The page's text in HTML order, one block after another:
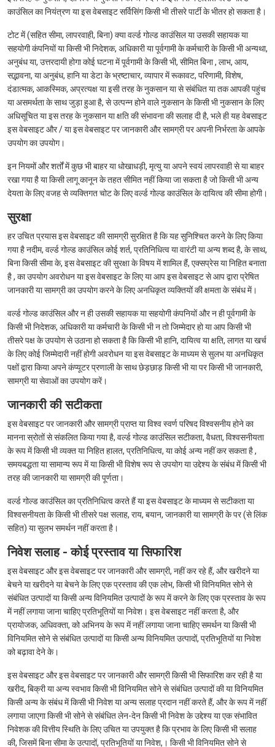
काउंसिल का नियंत्रण या इस वेबसाइट सर्विसिंग किसी भी तीसरे पार्टी के भीतर हो सकता है।
टोट में (सहित सीमा, लापरवाही, बिना) क्या वर्ल्ड गोल्ड काउंसिल या उसकी सहायक या
सहयोगी कंपनियों या किसी भी निदेशक, अधिकारी या पूर्वगामी के कर्मचारी के किसी भी अन्यथा,
अनुबंध या, उत्तरदायी होगा कोई घटना में पूर्वगामी के किसी भी, सीमित बिना , लाभ, आय,
सद्भावना, या अनुबंध, हानि या डेटा के भ्रष्टाचार, व्यापार में रूकावट, परिणामी, विशेष,
दंडात्मक, आकस्मिक, अप्रत्यक्ष या इसी तरह के नुकसान या से संबंधित या तक आपकी पहुंच
या असमर्थता के साथ जुड़ा हुआ है, से उत्पन्न होने वाले नुकसान के किसी भी नुकसान के लिए
अधिसूचित या इस तरह के नुकसान या क्षति की संभावना की सलाह दी है, भले ही यह वेबसाइट
इस वेबसाइट और / या इस वेबसाइट पर जानकारी और सामग्री पर अपनी निर्भरता के आपके
उपयोग का उपयोग।
इन नियमों और शर्तों में कुछ भी बाहर या धोखाधड़ी, मृत्यु या अपने स्वयं लापरवाही से या बाहर
रखा गया है या किसी लागू कानून के तहत सीमित नहीं किया जा सकता है जो किसी भी अन्य
देयता के लिए वजह से व्यक्तिगत चोट के लिए वर्ल्ड गोल्ड काउंसिल के दायित्व की सीमा होगी।
सुरक्षा
हर उचित प्रयास इस वेबसाइट की सामग्री सुरक्षित है कि यह सुनिश्चित करने के लिए किया
गया है नदीम, वर्ल्ड गोल्ड काउंसिल कोई शर्त, प्रतिनिधित्व या वारंटी या अन्य शब्द है, के साथ,
बिना किसी सीमा के, इस वेबसाइट की सुरक्षा के विषय में शामिल हैं, एक्सप्रेस या निहित बनाता
है , का उपयोग अवरोधन या इस वेबसाइट के लिए या आप इस वेबसाइट से आप द्वारा प्रेषित
जानकारी या सामग्री का उपयोग करने के लिए अनधिकृत व्यक्तियों की क्षमता के संबंध में।
वर्ल्ड गोल्ड काउंसिल और न ही उसकी सहायक या सहयोगी कंपनियों और न ही पूर्वगामी के
किसी भी निदेशक, अधिकारी या कर्मचारी के किसी भी न तो जिम्मेदार हो या आप किसी भी
तीसरे पक्ष के उपयोग से उठाना हो सकता है कि किसी भी हानि, दायित्व या क्षति, लागत या खर्च
के लिए कोई जिम्मेदारी नहीं होगी अवरोधन या इस वेबसाइट के माध्यम से सुलभ या अनधिकृत
पक्षों द्वारा किया अपने कंप्यूटर प्रणाली के साथ छेड़छाड़ किसी भी या पर किसी भी जानकारी,
सामग्री या सेवाओं का उपयोग करें।
जानकारी की सटीकता
इस वेबसाइट पर जानकारी और सामग्री प्राप्त या विश्व स्वर्ण परिषद विश्वसनीय होने का
मानना ​​स्रोतों से संकलित किया गया है, वर्ल्ड गोल्ड काउंसिल सटीकता, वैधता, विश्वसनीयता
के रूप में किसी भी व्यक्त या निहित हालत, प्रतिनिधित्व, या कोई अन्य नहीं कर सकता है ,
समयबद्धता या सामान्य रूप में या किसी भी विशेष रूप से उपयोग या उद्देश्य के संबंध में किसी भी
तरह की जानकारी या सामग्री की पूर्णता।
वर्ल्ड गोल्ड काउंसिल का प्रतिनिधित्व करते हैं या इस वेबसाइट के माध्यम से सटीकता या
विश्वसनीयता के किसी भी तीसरे पक्ष सलाह, राय, बयान, जानकारी या सामग्री के पर (से लिंक
सहित) या सुलभ समर्थन नहीं करता है।
निवेश सलाह - कोई प्रस्ताव या सिफारिश
इस वेबसाइट और इस वेबसाइट पर जानकारी और सामग्री, नहीं कर रहे हैं, और खरीदने या
बेचने या खरीदने या बेचने के लिए एक प्रस्ताव की एक लोभ, किसी भी विनियमित सोने से
संबंधित उत्पादों या किसी अन्य विनियमित उत्पादों के रूप में करने के लिए एक प्रस्ताव के रूप
में नहीं लगाया जाना चाहिए प्रतिभूतियों या निवेश। इस वेबसाइट नहीं करता है, और
प्रायोजक, अधिवक्ता, को अभिनय के रूप में नहीं लगाया जाना चाहिए समर्थन या किसी भी
विनियमित सोने से संबंधित उत्पादों या किसी अन्य विनियमित उत्पादों, प्रतिभूतियों या निवेश
को बढ़ावा देने के।
इस वेबसाइट और इस वेबसाइट पर जानकारी और सामग्री किसी भी सिफारिश कर रही है या
खरीद, बिक्री या अन्य स्वभाव किसी भी विनियमित सोने से संबंधित उत्पादों की या विनियमित
किसी अन्य के संबंध में किसी भी निवेश या अन्य सलाह प्रदान नहीं करते हैं, और के रूप में नहीं
लगाया जाएगा किसी भी सोने से संबंधित लेन-देन किसी भी निवेश के उद्देश्य या एक संभावित
निवेशक की वित्तीय स्थिति के लिए उचित या उपयुक्त है कि प्रभाव के लिए किसी भी सलाह
की, जिसमें बिना सीमा के उत्पादों, प्रतिभूतियों या निवेश,। किसी भी विनियमित सोने से